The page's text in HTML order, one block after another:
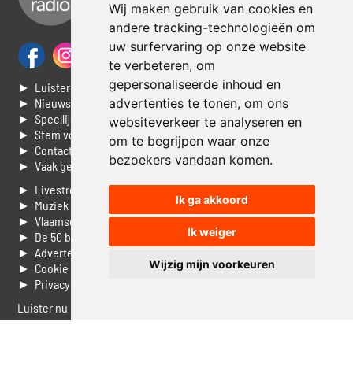
Wij maken gebruik van cookies en
andere tracking-technologieën om
uw surfervaring op onze website
te verbeteren, om
gepersonaliseerde inhoud en
advertenties te tonen, om ons
websiteverkeer te analyseren en
om te begrijpen waar onze
bezoekers vandaan komen.
Ik ga akkoord
Ik weiger
Wijzig mijn voorkeuren
► Luisteren naar Jouwradio
► Nieuws
► Speellijst
► Stem voor de Dag top 3
► Contacteer ons
► Vaak gestelde vragen
► Livestream informatie
► Muziek opzoeken
► Vlaamse 100 Aller tijden
► De 50 beste van...
► Adverteren op Jouwradio
► Cookie voorkeuren wijzigen
► Privacyinformatie
Luister nu naar Jouwradio! De beste Nederlandstalige muziek
uit de lage landen hoor je hier al 20 jaar. In digitale kwaliteit op je